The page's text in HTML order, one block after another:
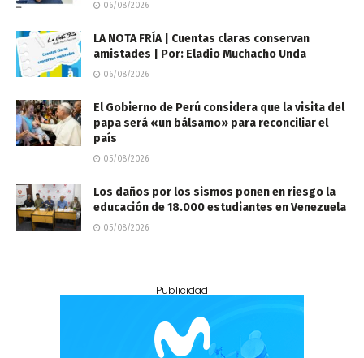
06/08/2026
LA NOTA FRÍA | Cuentas claras conservan
amistades | Por: Eladio Muchacho Unda
06/08/2026
El Gobierno de Perú considera que la visita del
papa será «un bálsamo» para reconciliar el
país
05/08/2026
Los daños por los sismos ponen en riesgo la
educación de 18.000 estudiantes en Venezuela
05/08/2026
Publicidad